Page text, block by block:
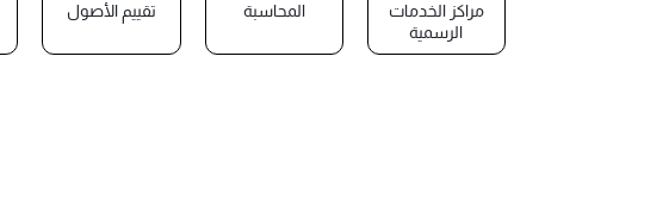
مراكز الخدمات
الرسمية
المحاسبة تقييم الأصول